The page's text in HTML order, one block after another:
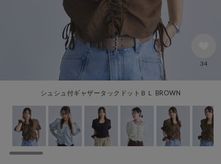
シュシュ付ギャザータックドットＢＬ BROWN
34